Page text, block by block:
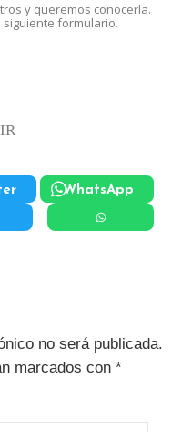
y queremos conocerla.
siguiente formulario.
WhatsApp
no será publicada.
marcados con *